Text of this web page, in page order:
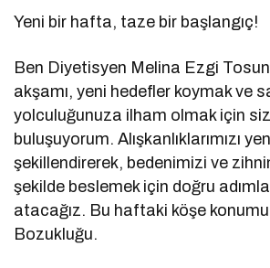
Yeni bir hafta, taze bir başlangıç!
Ben Diyetisyen Melina Ezgi
akşamı, yeni hedefler koymak ve
yolculuğunuza ilham olmak için
buluşuyorum. Alışkanlıklarımızı
şekillendirerek, bedenimizi ve
şekilde beslemek için doğru
atacağız. Bu haftaki köşe
Bozukluğu.